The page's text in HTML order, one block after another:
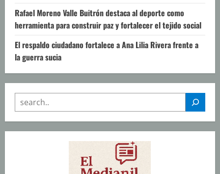
Rafael Moreno Valle Buitrón destaca al deporte como
herramienta para construir paz y fortalecer el tejido social
El respaldo ciudadano fortalece a Ana Lilia Rivera frente a
la guerra sucia
SEARCH